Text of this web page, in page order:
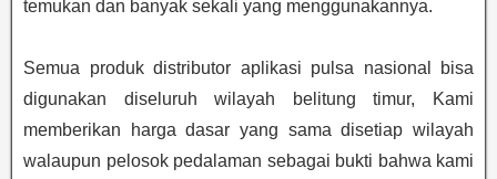
temukan dan banyak sekali yang menggunakannya.
Semua produk distributor aplikasi pulsa nasional bisa
digunakan diseluruh wilayah belitung timur, Kami
memberikan harga dasar yang sama disetiap wilayah
walaupun pelosok pedalaman sebagai bukti bahwa kami